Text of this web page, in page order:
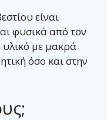
είναι
φυσικά από τον
υλικό με μακρά
όσο και στην